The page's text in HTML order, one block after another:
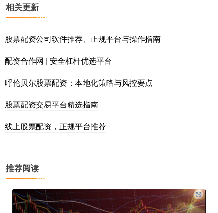
相关更新
股票配资公司软件推荐、正规平台与操作指南
配资合作网 | 安全杠杆优选平台
呼伦贝尔股票配资：本地化策略与风控要点
股票配资交易平台精选指南
线上股票配资，正规平台推荐
推荐阅读